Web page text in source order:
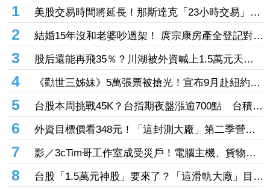
1
美股交易時間將延長！那斯達克「23小時交易」這
天上路 每日僅休市1小時
2
結婚15年沒和老婆吵過架！ 庹宗康房產全登記對方
名下 曝婚姻保鮮秘訣
3
股后還能再飛35％？川湖被外資喊上1.5萬元天
價 毛利率更狂「上看90％」
4
《勸世三姊妹》5萬張票被搶光！宣布9月赴紐約讀
劇 有望邁向百老匯舞台
5
台股本周挑戰45K？台指期夜盤漲逾700點 台積電
營收成關鍵
6
外資目標價看348元！「這封測大廠」第二季營收
突破百億元 狠砸14億元赴美擴產
7
影／3cTim哥工作室成受災戶！電腦主機、貨物全
泡水 崩潰畫面曝